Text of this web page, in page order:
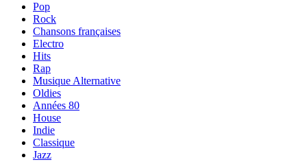
Pop
Rock
Chansons françaises
Electro
Hits
Rap
Musique Alternative
Oldies
Années 80
House
Indie
Classique
Jazz